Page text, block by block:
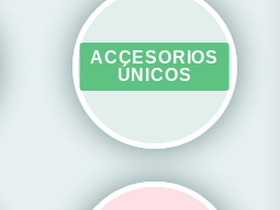
ACCESORIOS
ÚNICOS